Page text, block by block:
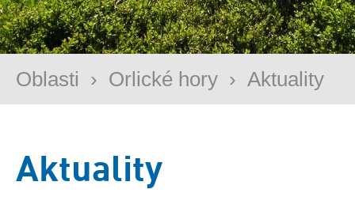
Oblasti › Orlické hory › Aktuality
Aktuality